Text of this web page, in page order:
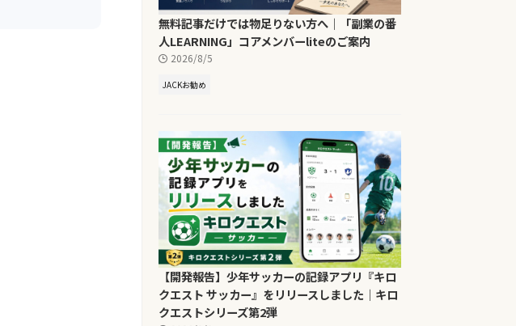
無料記事だけでは物足りない方へ｜「副業の番
人LEARNING」コアメンバーliteのご案内
2026/8/5
JACKお勧め
【開発報告】少年サッカーの記録アプリ『キロ
クエスト サッカー』をリリースしました｜キロ
クエストシリーズ第2弾